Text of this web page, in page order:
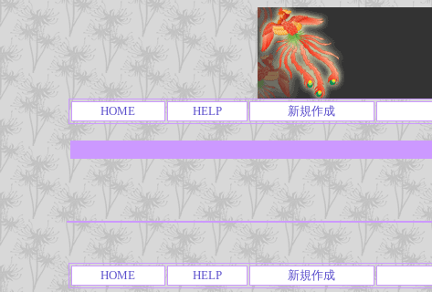
HOME HELP 新規作成
HOME HELP 新規作成